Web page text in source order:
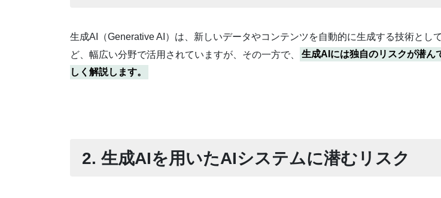
生成AI（Generative AI）は、新しいデータやコンテンツを自動的に生成する技術と
ど、幅広い分野で活用されていますが、その一方で、
生成AIには独自のリスクが潜ん
しく解説します。
2. 生成AIを用いたAIシステムに潜むリスク